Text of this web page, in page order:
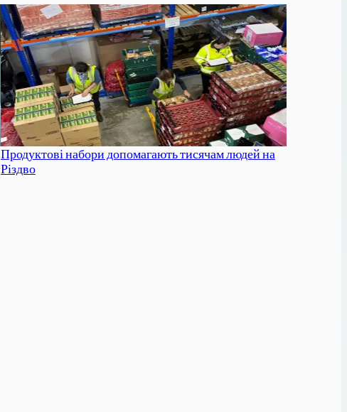
Продуктові набори допомагають тисячам людей на
Різдво